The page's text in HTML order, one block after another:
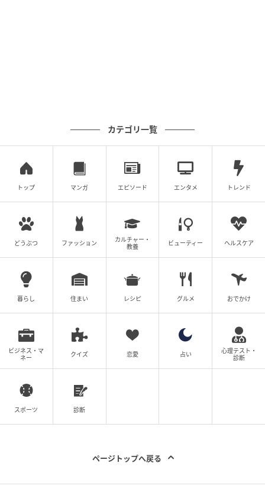
カテゴリ一覧
トップ マンガ エピソード エンタメ トレンド
どうぶつ ファッション
カルチャー・
教養
ビューティー ヘルスケア
暮らし 住まい レシピ グルメ おでかけ
ビジネス・マ
ネー
クイズ 恋愛 占い
心理テスト・
診断
スポーツ 診断
ページトップへ戻る